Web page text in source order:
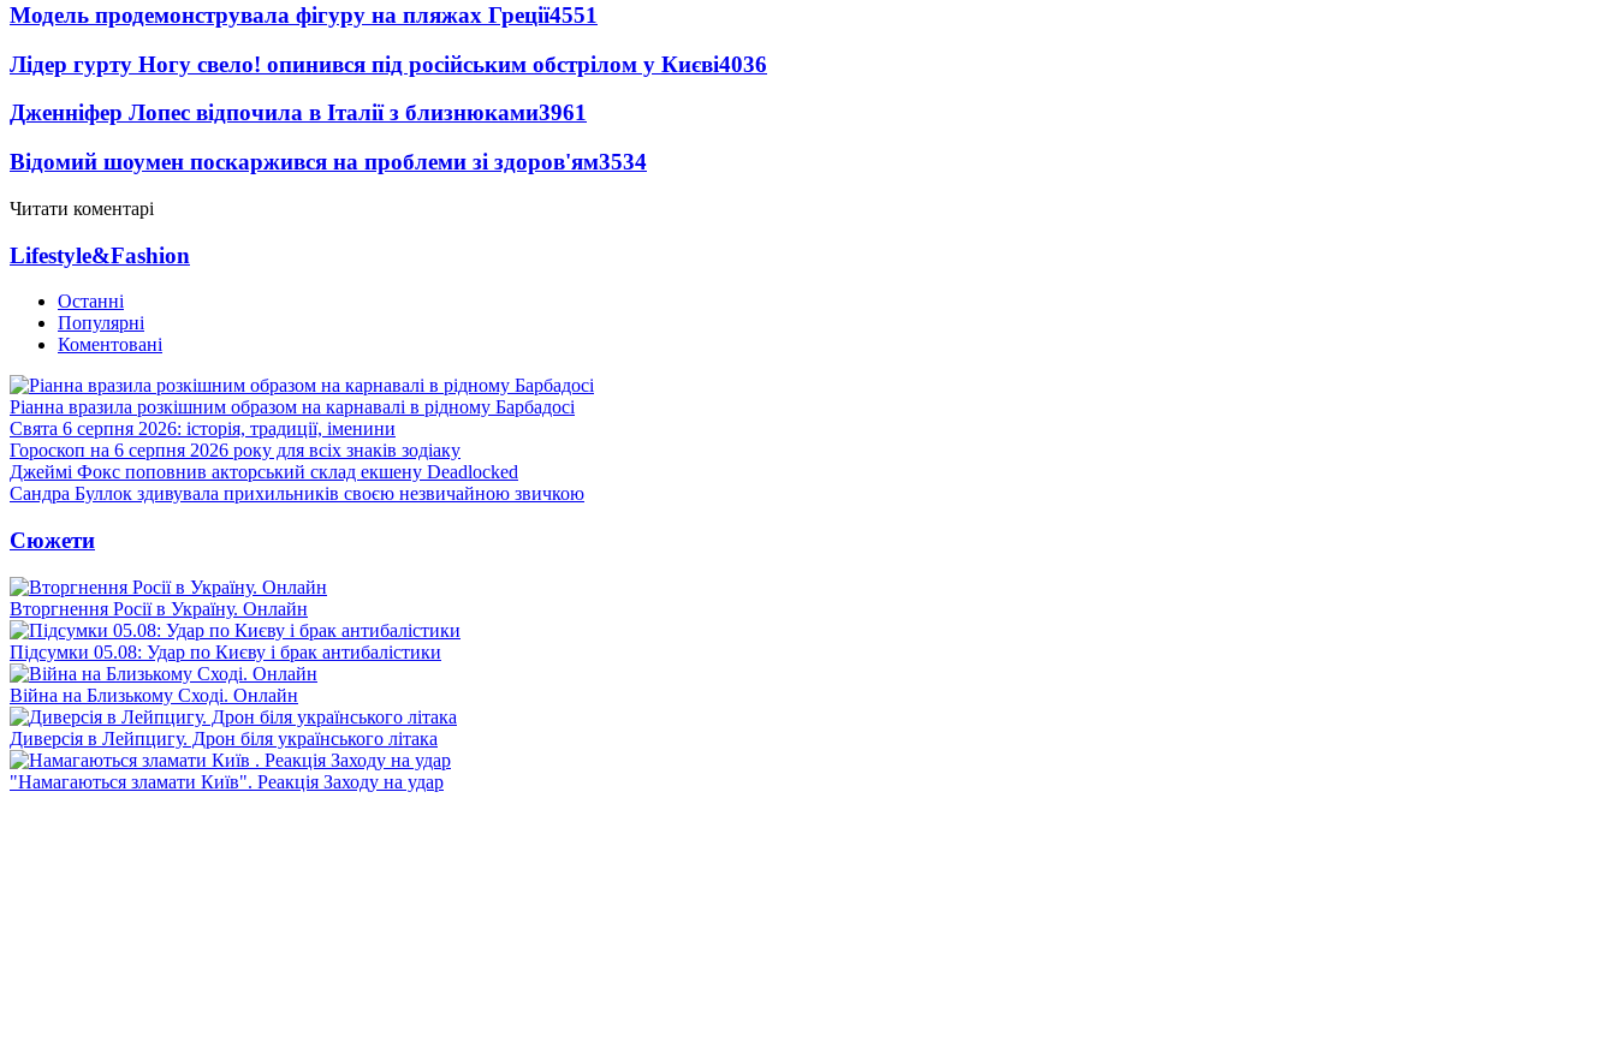
Модель продемонструвала фігуру на пляжах Греції4551
Лідер гурту Ногу свело! опинився під російським обстрілом у Києві4036
Дженніфер Лопес відпочила в Італії з близнюками3961
Відомий шоумен поскаржився на проблеми зі здоров'ям3534
Читати коментарі
Lifestyle&Fashion
Останні
Популярні
Коментовані
Ріанна вразила розкішним образом на карнавалі в рідному Барбадосі
Свята 6 серпня 2026: історія, традиції, іменини
Гороскоп на 6 серпня 2026 року для всіх знаків зодіаку
Джеймі Фокс поповнив акторський склад екшену Deadlocked
Сандра Буллок здивувала прихильників своєю незвичайною звичкою
Сюжети
Вторгнення Росії в Україну. Онлайн
Підсумки 05.08: Удар по Києву і брак антибалістики
Війна на Близькому Сході. Онлайн
Диверсія в Лейпцигу. Дрон біля українського літака
"Намагаються зламати Київ". Реакція Заходу на удар